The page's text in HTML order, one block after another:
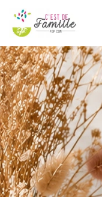
Aller
au
contenu